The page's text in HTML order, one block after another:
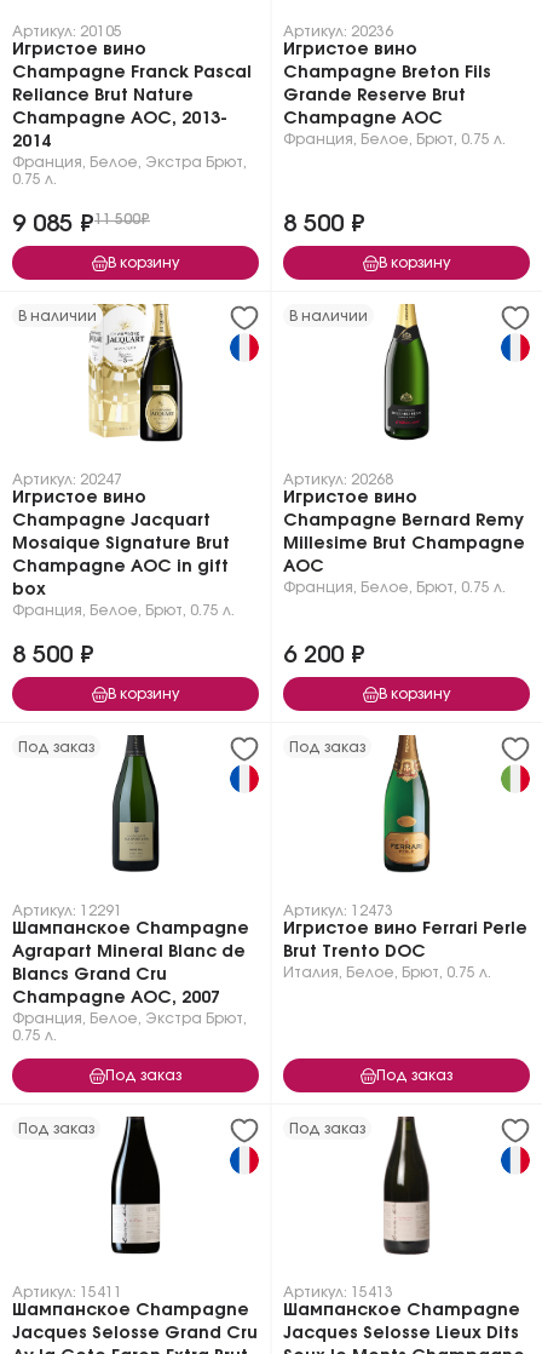
Артикул: 20105
Игристое вино
Champagne Franck Pascal
Reliance Brut Nature
Champagne AOC, 2013-
2014
Франция Белое Экстра Брют
0.75 л.
9 085 ₽11 500₽
В корзину
Артикул: 20236
Игристое вино
Champagne Breton Fils
Grande Reserve Brut
Champagne AOC
Франция Белое Брют 0.75 л.
8 500 ₽
В корзину
В наличии
Артикул: 20247
Игристое вино
Champagne Jacquart
Mosaique Signature Brut
Champagne АОC in gift
box
Франция Белое Брют 0.75 л.
8 500 ₽
В корзину
В наличии
Артикул: 20268
Игристое вино
Champagne Bernard Remy
Millesime Brut Champagne
AOC
Франция Белое Брют 0.75 л.
6 200 ₽
В корзину
Под заказ
Артикул: 12291
Шампанское Champagne
Agrapart Mineral Blanc de
Blancs Grand Cru
Champagne AOC, 2007
Франция Белое Экстра Брют
0.75 л.
Под заказ
Под заказ
Артикул: 12473
Игристое вино Ferrari Perle
Brut Trento DOC
Италия Белое Брют 0.75 л.
Под заказ
Под заказ
Артикул: 15411
Шампанское Champagne
Jacques Selosse Grand Cru
Под заказ
Артикул: 15413
Шампанское Champagne
Jacques Selosse Lieux Dits